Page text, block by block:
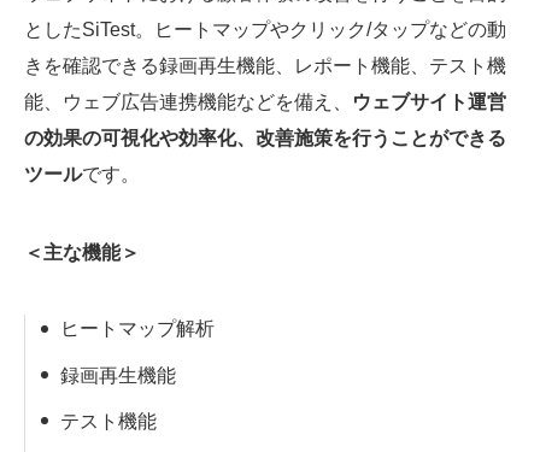
としたSiTest。ヒートマップやクリック/タップなどの動
きを確認できる録画再生機能、レポート機能、テスト機
能、ウェブ広告連携機能などを備え、
ウェブサイト運営
の効果の可視化や効率化、改善施策を行うことができる
ツールです。
＜主な機能＞
ヒートマップ解析
録画再生機能
テスト機能